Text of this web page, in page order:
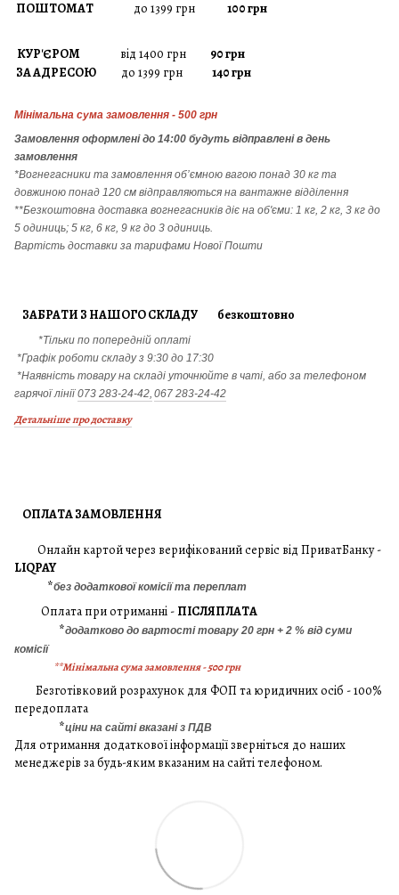
ПОШТОМАТ до 1399 грн 100 грн
КУР'ЄРОМ від 1400 грн 90 грн
ЗА АДРЕСОЮ до 1399 грн 140 грн
Мінімальна сума замовлення - 500 грн
Замовлення оформлені до 14:00 будуть відправлені в день
замовлення
*Вогнегасники та замовлення об’ємною вагою понад 30 кг та
довжиною понад 120 см відправляються на вантажне відділення
**Безкоштовна доставка вогнегасників діє на об'єми: 1 кг, 2 кг, 3 кг до
5 одиниць; 5 кг, 6 кг, 9 кг до 3 одиниць.
Вартість доставки за тарифами Нової Пошти
ЗАБРАТИ З НАШОГО СКЛАДУ безкоштовно
*Тільки по попередній оплаті
*Графік роботи складу з 9:30 до 17:30
*Наявність товару на складі уточнюйте в чаті, або за телефоном
гарячої лінії073 283-24-42, 067 283-24-42
Детальніше про доставку
ОПЛАТА ЗАМОВЛЕННЯ
Онлайн картой через верифікований сервіс від ПриватБанку -
LIQPAY
*без додаткової комісії та переплат
Оплата при отриманні - ПІСЛЯПЛАТА
*додатково до вартості товару 20 грн + 2 % від суми
комісії
**Мінімальна сума замовлення - 500 грн
Безготівковий розрахунок для ФОП та юридичних осіб - 100%
передоплата
*ціни на сайті вказані з ПДВ
Для отримання додаткової інформації зверніться до наших
менеджерів за будь-яким вказаним на сайті телефоном.